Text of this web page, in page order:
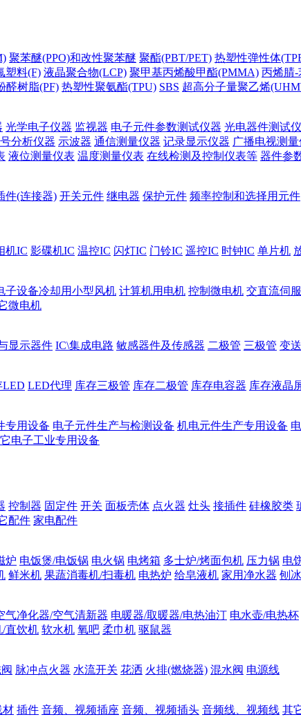
聚苯醚(PPO)和改性聚苯醚 聚酯(PBT/PET) 热塑性弹性体
塑料(F) 液晶聚合物(LCP) 聚甲基丙烯酸甲酯(PMMA) 丙烯腈-
醛树脂(PF) 热塑性聚氨酯(TPU) SBS 超高分子量聚乙烯
光学电子仪器 监视器 电子元件参数测试仪器 光电器件测试
分析仪器 示波器 通信测量仪器 记录显示仪器 广播电视测量
液位测量仪表 温度测量仪表 在线检测及控制仪表等 器件参
件(连接器) 开关元件 继电器 保护元件 频率控制和选择用元件
机IC 影碟机IC 温控IC 闪灯IC 门铃IC 遥控IC 时钟IC 单片机
子设备冷却用小型风机 计算机用电机 控制微电机 交直流伺
微电机
显示器件 IC\集成电路 敏感器件及传感器 二极管 三极管 变
LED LED代理 库存三极管 库存二极管 库存电容器 库存液晶
专用设备 电子元件生产与检测设备 机电元件生产专用设备
电子工业专用设备
控制器 固定件 开关 面板壳体 点火器 灶头 接插件 硅橡胶类
配件 家电配件
炉 电饭煲/电饭锅 电火锅 电烤箱 多士炉/烤面包机 压力锅 电
鲜米机 果蔬消毒机/扫毒机 电热炉 给皂液机 家用净水器 刨
气净化器/空气清新器 电暖器/取暖器/电热油汀 电水壶/电热杯
/直饮机 软水机 氧吧 柔巾机 驱鼠器
脉冲点火器 水流开关 花洒 火排(燃烧器) 混水阀 电源线
材 插件 音频、视频插座 音频、视频插头 音频线、视频线 其